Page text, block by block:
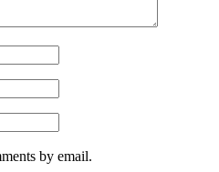
by email.